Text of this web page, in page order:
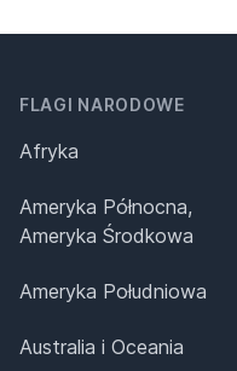
FLAGI NARODOWE
Afryka
Ameryka Północna,
Ameryka Środkowa
Ameryka Południowa
Australia i Oceania